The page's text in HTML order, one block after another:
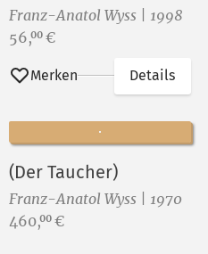
Franz-Anatol Wyss | 1998
Preis:
56,00 €
Merken Details
(Der Taucher)
Franz-Anatol Wyss | 1970
Preis:
460,00 €